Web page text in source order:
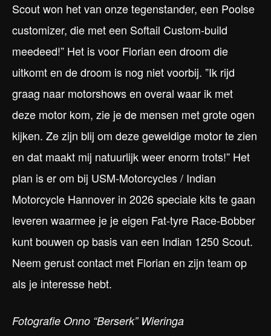
Scout won het van onze tegenstander, een Poolse
customizer, die met een Softail Custom-build
meedeed!” Het is voor Florian een droom die
uitkomt en de droom is nog niet voorbij. ”Ik rijd
graag naar motorshows en overal waar ik met
deze motor kom, zie je de mensen met grote ogen
kijken. Ze zijn blij om deze geweldige motor te zien
en dat maakt mij natuurlijk weer enorm trots!” Het
plan is er om bij USM-Motorcycles / Indian
Motorcycle Hannover in 2026 speciale kits te gaan
leveren waarmee je je eigen Fat-tyre Race-Bobber
kunt bouwen op basis van een Indian 1250 Scout.
Neem gerust contact met Florian en zijn team op
als je interesse hebt.
Fotografie Onno “Berserk” Wieringa